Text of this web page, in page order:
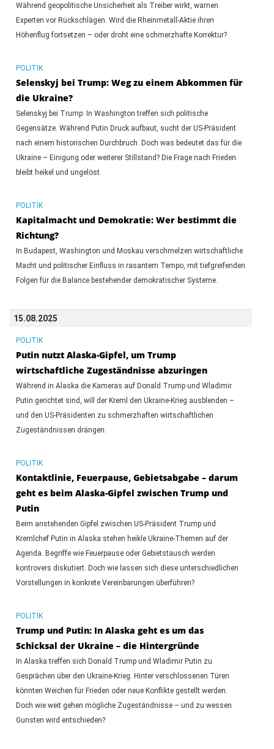
Während geopolitische Unsicherheit als Treiber wirkt, warnen
Experten vor Rückschlägen. Wird die Rheinmetall-Aktie ihren
Höhenflug fortsetzen – oder droht eine schmerzhafte Korrektur?
POLITIK
Selenskyj bei Trump: Weg zu einem Abkommen für
die Ukraine?
Selenskyj bei Trump: In Washington treffen sich politische
Gegensätze. Während Putin Druck aufbaut, sucht der US-Präsident
nach einem historischen Durchbruch. Doch was bedeutet das für die
Ukraine – Einigung oder weiterer Stillstand? Die Frage nach Frieden
bleibt heikel und ungelöst.
POLITIK
Kapitalmacht und Demokratie: Wer bestimmt die
Richtung?
In Budapest, Washington und Moskau verschmelzen wirtschaftliche
Macht und politischer Einfluss in rasantem Tempo, mit tiefgreifenden
Folgen für die Balance bestehender demokratischer Systeme.
15.08.2025
POLITIK
Putin nutzt Alaska-Gipfel, um Trump
wirtschaftliche Zugeständnisse abzuringen
Während in Alaska die Kameras auf Donald Trump und Wladimir
Putin gerichtet sind, will der Kreml den Ukraine-Krieg ausblenden –
und den US-Präsidenten zu schmerzhaften wirtschaftlichen
Zugeständnissen drängen.
POLITIK
Kontaktlinie, Feuerpause, Gebietsabgabe – darum
geht es beim Alaska-Gipfel zwischen Trump und
Putin
Beim anstehenden Gipfel zwischen US-Präsident Trump und
Kremlchef Putin in Alaska stehen heikle Ukraine-Themen auf der
Agenda. Begriffe wie Feuerpause oder Gebietstausch werden
kontrovers diskutiert. Doch wie lassen sich diese unterschiedlichen
Vorstellungen in konkrete Vereinbarungen überführen?
POLITIK
Trump und Putin: In Alaska geht es um das
Schicksal der Ukraine – die Hintergründe
In Alaska treffen sich Donald Trump und Wladimir Putin zu
Gesprächen über den Ukraine-Krieg. Hinter verschlossenen Türen
könnten Weichen für Frieden oder neue Konflikte gestellt werden.
Doch wie weit gehen mögliche Zugeständnisse – und zu wessen
Gunsten wird entschieden?